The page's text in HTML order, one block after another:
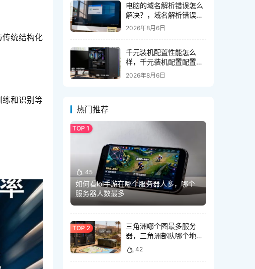
统结构化
和识别等
电脑的域名解析错误怎么
解决？，域名解析错误怎
么办
2026年8月6日
千元装机配置性能怎么
样，千元装机配置配置单
怎么选
2026年8月6日
热门推荐
45
如何看lol手游在哪个服务器人多，哪个
服务器人数最多
三角洲哪个图最多服务
器，三角洲部队哪个地图
服务器最多？
42